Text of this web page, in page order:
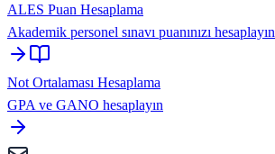
ALES Puan Hesaplama
Akademik personel sınavı puanınızı hesaplayın
Not Ortalaması Hesaplama
GPA ve GANO hesaplayın